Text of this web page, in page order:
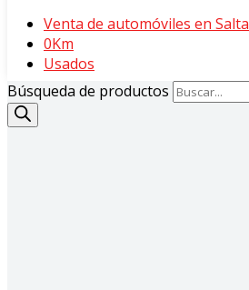
Venta de automóviles en Salta
0Km
Usados
Búsqueda de productos